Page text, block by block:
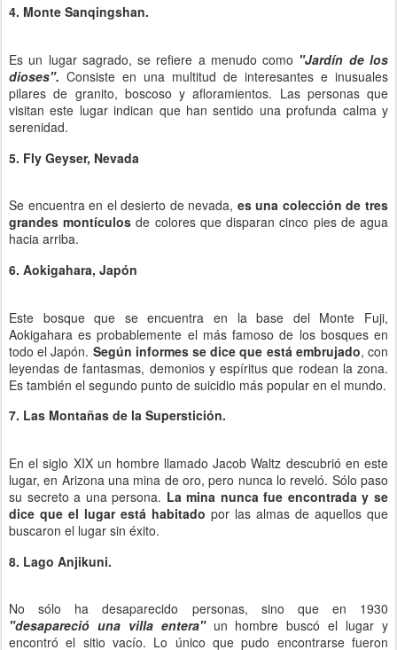
4. Monte Sanqingshan.
Es un lugar sagrado, se refiere a menudo como "Jardín de los
dioses". Consiste en una multitud de interesantes e inusuales
pilares de granito, boscoso y afloramientos. Las personas que
visitan este lugar indican que han sentido una profunda calma y
serenidad.
5. Fly Geyser, Nevada
Se encuentra en el desierto de nevada, es una colección de tres
grandes montículos de colores que disparan cinco pies de agua
hacia arriba.
6. Aokigahara, Japón
Este bosque que se encuentra en la base del Monte Fuji,
Aokigahara es probablemente el más famoso de los bosques en
todo el Japón. Según informes se dice que está embrujado, con
leyendas de fantasmas, demonios y espíritus que rodean la zona.
Es también el segundo punto de suicidio más popular en el mundo.
7. Las Montañas de la Superstición.
En el siglo XIX un hombre llamado Jacob Waltz descubrió en este
lugar, en Arizona una mina de oro, pero nunca lo reveló. Sólo paso
su secreto a una persona. La mina nunca fue encontrada y se
dice que el lugar está habitado por las almas de aquellos que
buscaron el lugar sin éxito.
8. Lago Anjikuni.
No sólo ha desaparecido personas, sino que en 1930
"desapareció una villa entera"un hombre buscó el lugar y
encontró el sitio vacío. Lo único que pudo encontrarse fueron